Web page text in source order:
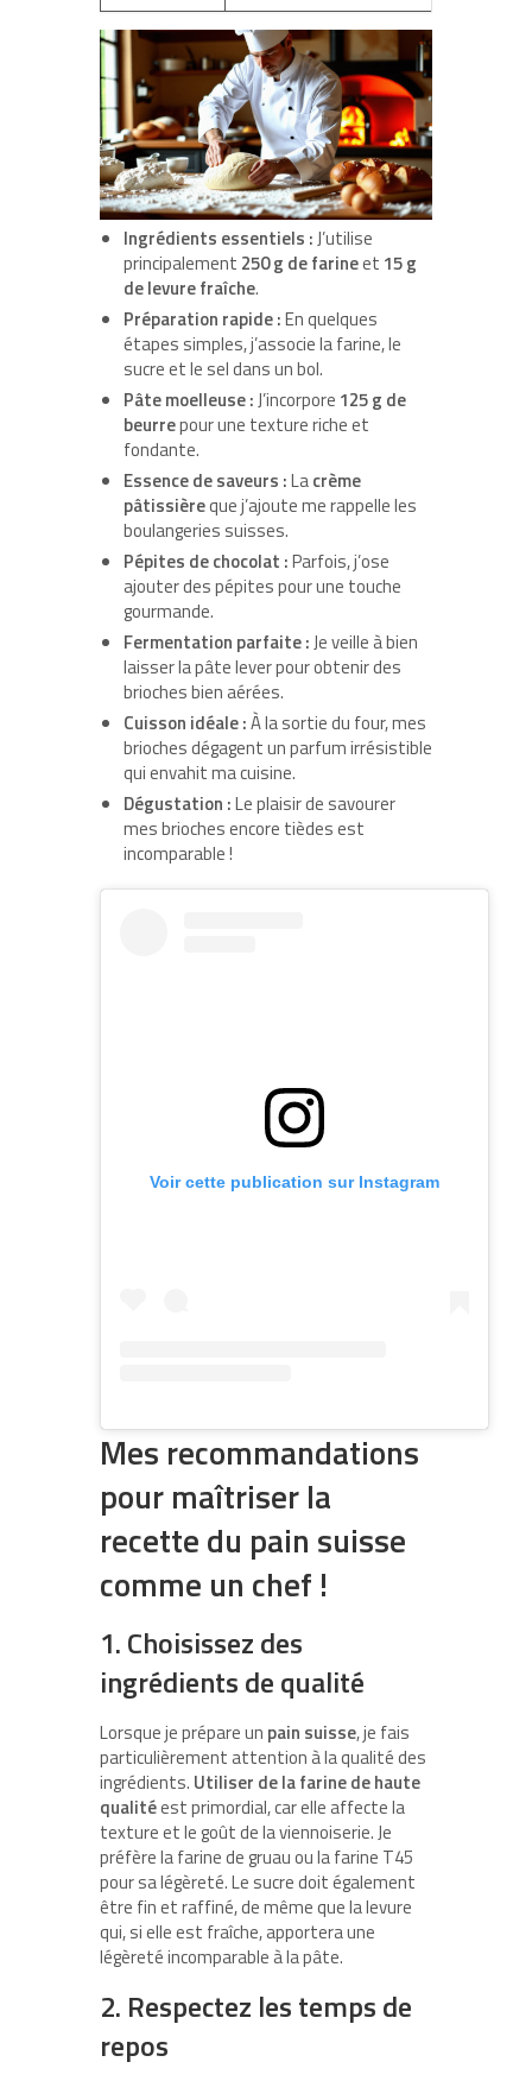
Ingrédients essentiels :J’utilise
principalement 250 g de farineet 15 g
de levure fraîche.
Préparation rapide :En quelques
étapes simples, j’associe la farine, le
sucre et le sel dans un bol.
Pâte moelleuse :J’incorpore 125 g de
beurrepour une texture riche et
fondante.
Essence de saveurs :Lacrème
pâtissièreque j’ajoute me rappelle les
boulangeries suisses.
Pépites de chocolat :Parfois, j’ose
ajouter des pépites pour une touche
gourmande.
Fermentation parfaite :Je veille à bien
laisser la pâte lever pour obtenir des
brioches bien aérées.
Cuisson idéale :À la sortie du four, mes
brioches dégagent un parfum irrésistible
qui envahit ma cuisine.
Dégustation :Le plaisir de savourer
mes brioches encore tièdes est
incomparable !
Voir cette publication sur Instagram
Mes recommandations
pour maîtriser la
recette du pain suisse
comme un chef !
1. Choisissez des
ingrédients de qualité
Lorsque je prépare un pain suisse, je fais
particulièrement attention à la qualité des
ingrédients. Utiliser de la farine de haute
qualitéest primordial, car elle affecte la
texture et le goût de la viennoiserie. Je
préfère la farine de gruau ou la farine T45
pour sa légèreté. Le sucre doit également
être fin et raffiné, de même que la levure
qui, si elle est fraîche, apportera une
légèreté incomparable à la pâte.
2. Respectez les temps de
repos